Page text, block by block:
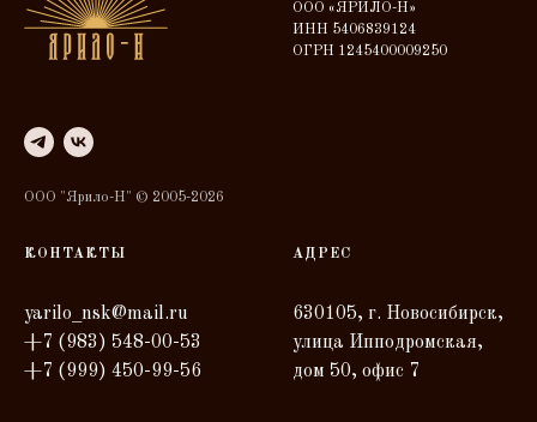
ООО "Ярило-Н" © 2005-2026
ООО «ЯРИЛО-Н»
ИНН 5406839124
ОГРН 1245400009250
КОНТАКТЫ
yarilo_nsk@mail.ru
+7 (983) 548-00-53
+7 (999) 450-99-56
АДРЕС
630105, г. Новосибирск,
улица Ипподромская,
дом 50, офис 7